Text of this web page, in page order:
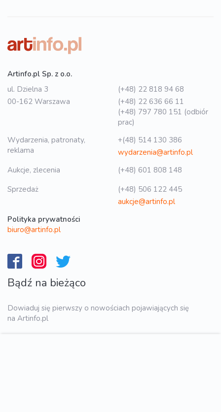
Artinfo.pl Sp. z o.o.
ul. Dzielna 3
00-162 Warszawa
(+48) 22 818 94 68
(+48) 22 636 66 11
(+48) 797 780 151 (odbiór
prac)
Wydarzenia, patronaty,
reklama
+(48) 514 130 386
wydarzenia@artinfo.pl
Aukcje, zlecenia
(+48) 601 808 148
Sprzedaż
(+48) 506 122 445
aukcje@artinfo.pl
Polityka prywatności
biuro@artinfo.pl
Bądź na bieżąco
Dowiaduj się pierwszy o nowościach pojawiających się
na Artinfo.pl